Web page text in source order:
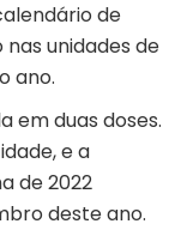
de
unidades de
ano.
em duas doses.
e a
de 2022
deste ano.